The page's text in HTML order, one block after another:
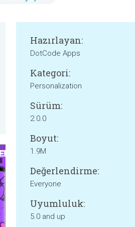
Hazırlayan:
DotCode Apps
Kategori:
Personalization
Sürüm:
2.0.0
Boyut:
1.9M
Değerlendirme:
Everyone
Uyumluluk:
5.0 and up